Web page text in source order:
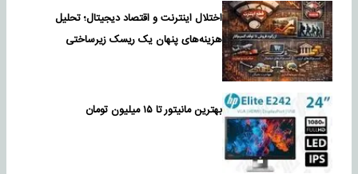
اختلال اینترنت و اقتصاد دیجیتال؛ تحلیل
هزینه‌های پنهان یک ریسک زیرساختی
بهترین مانیتور تا ۱۵ میلیون تومان